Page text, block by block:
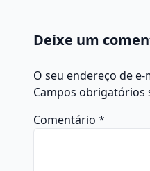
Deixe um
O seu endereço de
Campos obrigatórios
Comentário *